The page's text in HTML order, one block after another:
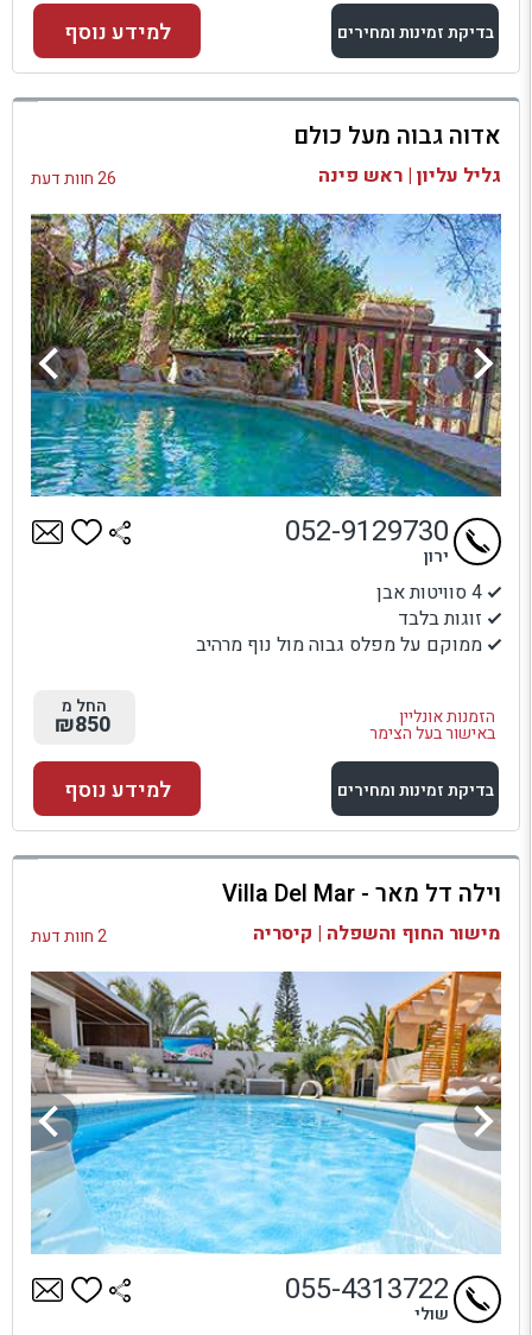
בדיקת זמינות ומחירים
למתחם זה
בדיקת זמינות ומחירים
למידע נוסף
אדוה גבוה מעל כולם
גליל עליון | ראש פינה 26 חוות דעת
4 סוויטות אבן
זוגות בלבד
ממוקם על מפלס גבוה מול נוף מרהיב
הזמנות אונליין
באישור בעל הצימר
052-9129730
ירון
החל מ
₪850
בדיקת זמינות ומחירים
למתחם זה
בדיקת זמינות ומחירים
למידע נוסף
וילה דל מאר - Villa Del Mar
מישור החוף והשפלה | קיסריה 2 חוות דעת
055-4313722
שולי